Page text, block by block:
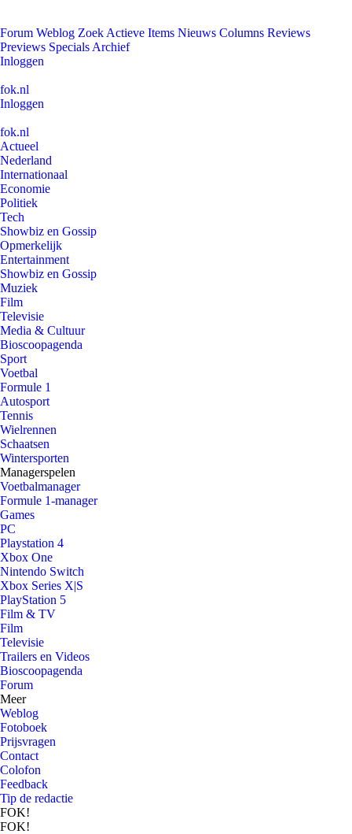
Forum Weblog Zoek Actieve Items Nieuws Columns Reviews
Previews Specials Archief
Inloggen
fok.nl
Inloggen
fok.nl
Actueel
Nederland
Internationaal
Economie
Politiek
Tech
Showbiz en Gossip
Opmerkelijk
Entertainment
Showbiz en Gossip
Muziek
Film
Televisie
Media & Cultuur
Bioscoopagenda
Sport
Voetbal
Formule 1
Autosport
Tennis
Wielrennen
Schaatsen
Wintersporten
Managerspelen
Voetbalmanager
Formule 1-manager
Games
PC
Playstation 4
Xbox One
Nintendo Switch
Xbox Series X|S
PlayStation 5
Film & TV
Film
Televisie
Trailers en Videos
Bioscoopagenda
Forum
Meer
Weblog
Fotoboek
Prijsvragen
Contact
Colofon
Feedback
Tip de redactie
FOK!
FOK!